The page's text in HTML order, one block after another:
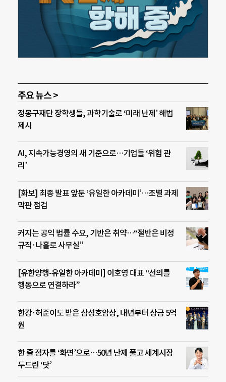
주요 뉴스 >
정몽구재단 장학생들, 과학기술로 ‘미래 난제’ 해법
제시
AI, 지속가능경영의 새 기준으로…기업들 ‘위험 관
리’
[화보] 최종 발표 앞둔 ‘유일한 아카데미’…조별 과제
막판 점검
커지는 공익 법률 수요, 기반은 취약…“절반은 비정
규직·나홀로 사무실”
[유한양행-유일한 아카데미] 이호영 대표 “선의를
행동으로 연결하라”
한강·허준이도 받은 삼성호암상, 내년부터 상금 5억
원
한 줄 점자를 ‘화면’으로…50년 난제 풀고 세계시장
두드린 ‘닷’